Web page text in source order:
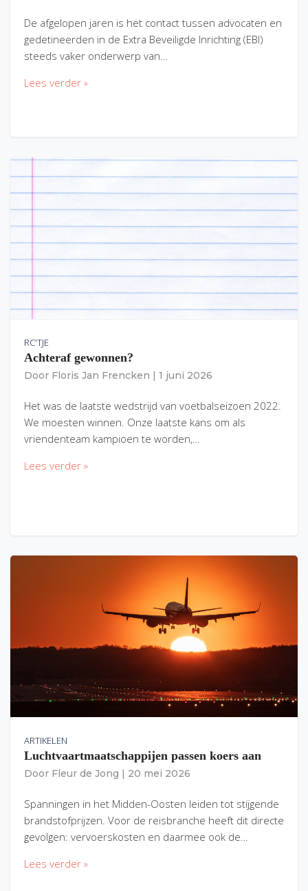
De afgelopen jaren is het contact tussen advocaten en
gedetineerden in de Extra Beveiligde Inrichting (EBI)
steeds vaker onderwerp van…
Lees verder »
RC'TJE
Achteraf gewonnen?
Door Floris Jan Frencken 1 juni 2026
Het was de laatste wedstrijd van voetbalseizoen 2022.
We moesten winnen. Onze laatste kans om als
vriendenteam kampioen te worden,…
Lees verder »
ARTIKELEN
Luchtvaartmaatschappijen passen koers aan
Door Fleur de Jong 20 mei 2026
Spanningen in het Midden-Oosten leiden tot stijgende
brandstofprijzen. Voor de reisbranche heeft dit directe
gevolgen: vervoerskosten en daarmee ook de…
Lees verder »